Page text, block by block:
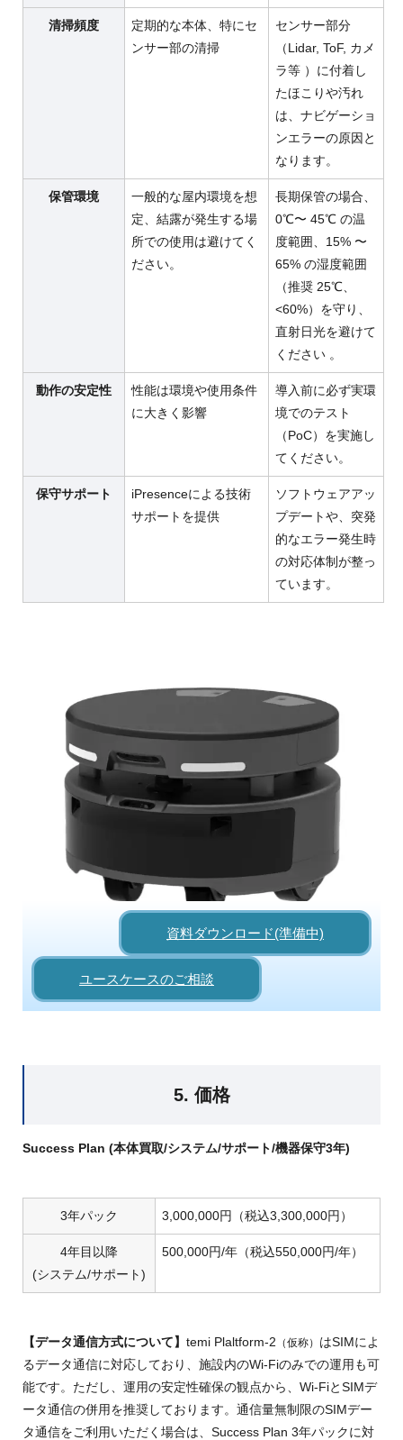
清掃頻度
定期的な本体、特にセ
ンサー部の清掃
センサー部分
（Lidar, ToF, カメ
ラ等 ）に付着し
たほこりや汚れ
は、ナビゲーショ
ンエラーの原因と
なります。
保管環境
一般的な屋内環境を想
定、結露が発生する場
所での使用は避けてく
ださい。
長期保管の場合、
0℃〜 45℃ の温
度範囲、15% 〜
65% の湿度範囲
（推奨 25℃、
<60%）を守り、
直射日光を避けて
ください 。
動作の安定性
性能は環境や使用条件
に大きく影響
導入前に必ず実環
境でのテスト
（PoC）を実施し
てください。
保守サポート
iPresenceによる技術
サポートを提供
ソフトウェアアッ
プデートや、突発
的なエラー発生時
の対応体制が整っ
ています。
資料ダウンロード(準備中)
ユースケースのご相談
5. 価格
Success Plan (本体買取/システム/サポート/機器保守3年)
3年パック 3,000,000円（税込3,300,000円）
4年目以降
(システム/サポート)
500,000円/年（税込550,000円/年）
【データ通信方式について】 temi Plaltform-2 （仮称） はSIMによ
るデータ通信に対応しており、施設内のWi-Fiのみでの運用も可
能です。ただし、運用の安定性確保の観点から、Wi-FiとSIMデ
ータ通信の併用を推奨しております。通信量無制限のSIMデー
タ通信をご利用いただく場合は、Success Plan 3年パックに対